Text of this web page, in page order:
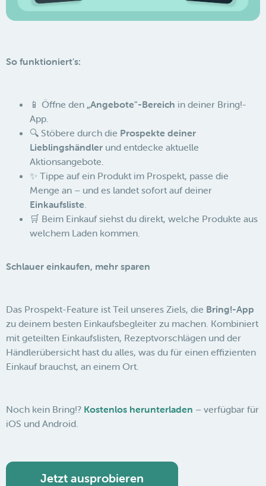
So funktioniert's:
📱 Öffne den „Angebote"-Bereich in deiner Bring!-
App.
🔍 Stöbere durch die Prospekte deiner
Lieblingshändler und entdecke aktuelle
Aktionsangebote.
✨ Tippe auf ein Produkt im Prospekt, passe die
Menge an – und es landet sofort auf deiner
Einkaufsliste
🛒 Beim Einkauf siehst du direkt, welche Produkte aus
welchem Laden kommen.
Schlauer einkaufen, mehr sparen
Das Prospekt-Feature ist Teil unseres Ziels, die Bring!-App
zu deinem besten Einkaufsbegleiter zu machen. Kombiniert
mit geteilten Einkaufslisten, Rezeptvorschlägen und der
Händlerübersicht hast du alles, was du für einen effizienten
Einkauf brauchst, an einem Ort.
Noch kein Bring!? Kostenlos herunterladen – verfügbar für
iOS und Android.
Jetzt ausprobieren